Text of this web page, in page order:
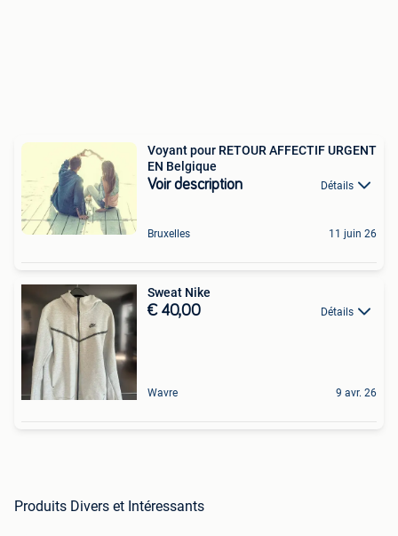
Voyant pour RETOUR AFFECTIF URGENT
EN Belgique
Voir description Détails
Bruxelles 11 juin 26
Sweat Nike
€ 40,00 Détails
Wavre 9 avr. 26
Produits Divers et Intéressants